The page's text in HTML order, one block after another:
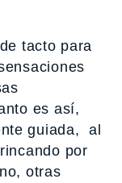
tacto para
es así,
guiada, al
por
otras